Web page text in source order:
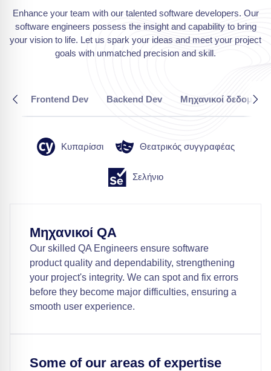
Enhance your team with our talented software developers. Our
software engineers possess the insight and capability to bring
your vision to life. Let us spark your ideas and meet your project
goals with unmatched precision and skill.
Frontend Dev Backend Dev Μηχανικοί
Κυπαρίσσι Θεατρικός συγγραφέας
Σελήνιο
Μηχανικοί QA
Our skilled QA Engineers ensure software
product quality and dependability, strengthening
your project's integrity. We can spot and fix errors
before they become major difficulties, ensuring a
smooth user experience.
Some of our areas of expertise